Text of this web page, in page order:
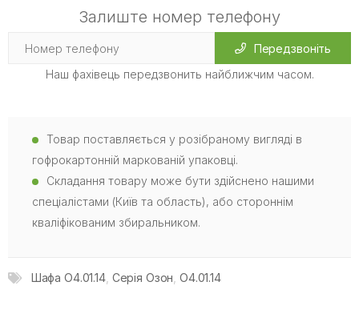
Залиште номер телефону
Передзвоніть
Наш фахівець передзвонить найближчим часом.
Товар поставляється у розібраному вигляді в
гофрокартонній маркованій упаковці.
Складання товару може бути здійснено нашими
спеціалістами (Київ та область), або стороннім
кваліфікованим збиральником.
Шафа O4.01.14, Серія Озон ,O4.01.14